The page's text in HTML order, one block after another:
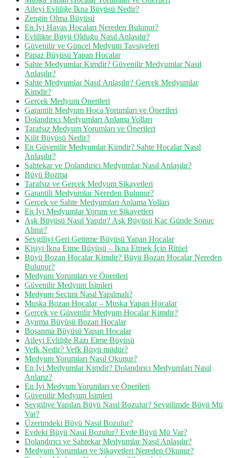
Aileyi Evliliğe İkna Büyüsü Nedir?
Zengin Olma Büyüsü
En İyi Havas Hocaları Nereden Bulunur?
Evlilikte Büyü Olduğu Nasıl Anlaşılır?
Güvenilir ve Güncel Medyum Tavsiyeleri
Papaz Büyüsü Yapan Hocalar
Sahte Medyumlar Kimdir? Güvenilir Medyumlar Nasıl
Anlaşılır?
Sahte Medyumlar Nasıl Anlaşılır? Gerçek Medyumlar
Kimdir?
Gerçek Medyum Önerileri
Garantili Medyum Hoca Yorumları ve Önerileri
Dolandırıcı Medyumları Anlama Yolları
Tarafsız Medyum Yorumları ve Önerileri
Kilit Büyüsü Nedir?
En Güvenilir Medyumlar Kimdir? Sahte Hocalar Nasıl
Anlaşılır?
Sahtekar ve Dolandırıcı Medyumlar Nasıl Anlaşılır?
Büyü Bozma
Tarafsız ve Gerçek Medyum Şikayetleri
Garantili Medyumlar Nereden Bulunur?
Gerçek ve Sahte Medyumları Anlama Yolları
En İyi Medyumlar Yorum ve Şikayetleri
Aşk Büyüsü Nasıl Yapılır? Aşk Büyüsü Kaç Günde Sonuç
Alınır?
Sevgiliyi Geri Getirme Büyüsü Yapan Hocalar
Kişiyi İkna Etme Büyüsü – İkna Etmek İçin Ritüel
Büyü Bozan Hocalar Kimdir? Büyü Bozan Hocalar Nereden
Bulunur?
Medyum Yorumları ve Önerileri
Güvenilir Medyum İsimleri
Medyum Seçimi Nasıl Yapılmalı?
Muska Bozan Hocalar – Muska Yapan Hocalar
Gerçek ve Güvenilir Medyum Hocalar Kimdir?
Ayırma Büyüsü Bozan Hocalar
Boşanma Büyüsü Yapan Hocalar
Aileyi Evliliğe Razı Etme Büyüsü
Vefk Nedir? Vefk Büyü müdür?
Medyum Yorumları Nasıl Okunur?
En İyi Medyumlar Kimdir? Dolandırıcı Medyumları Nasıl
Anlarız?
En İyi Medyum Yorumları ve Önerileri
Güvenilir Medyum İsimleri
Sevgiliye Yapılan Büyü Nasıl Bozulur? Sevgilimde Büyü Mü
Var?
Üzerimdeki Büyü Nasıl Bozulur?
Evdeki Büyü Nasıl Bozulur? Evde Büyü Mü Var?
Dolandırıcı ve Sahtekar Medyumlar Nasıl Anlaşılır?
Medyum Yorumları ve Şikayetleri Nereden Okunur?